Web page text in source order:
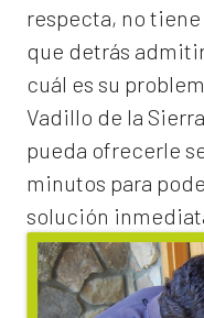
respecta, no
que detrás
cuál es su
Vadillo de la Sierra
pueda ofrecerle
minutos para
solución